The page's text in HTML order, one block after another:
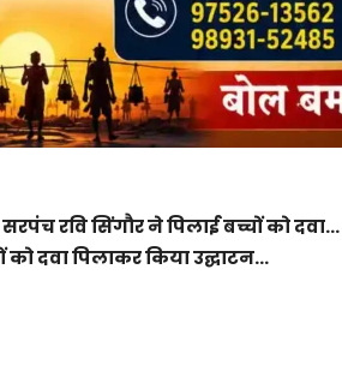
रवि सिंगौर ने पिलाई बच्चों को दवा…
को दवा पिलाकर किया उद्घाटन…